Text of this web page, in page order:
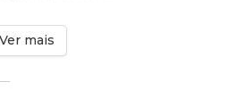
Ver mais